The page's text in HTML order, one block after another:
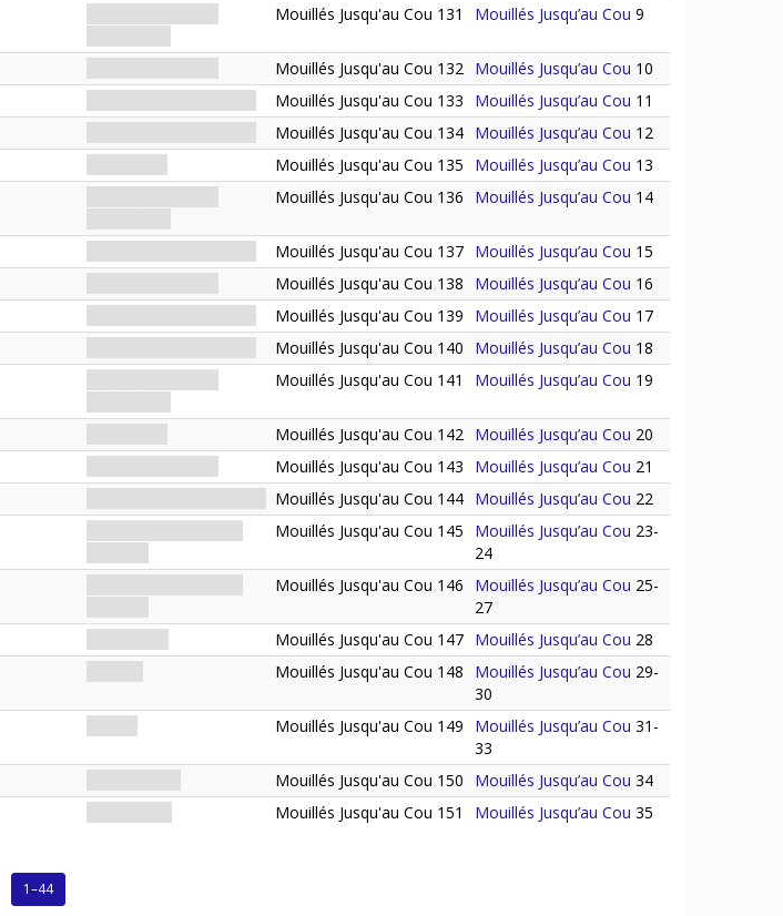
Mouillés Jusqu'au Cou 131 Mouillés Jusqu’au Cou 9
Mouillés Jusqu'au Cou 132 Mouillés Jusqu’au Cou 10
Mouillés Jusqu'au Cou 133 Mouillés Jusqu’au Cou 11
Mouillés Jusqu'au Cou 134 Mouillés Jusqu’au Cou 12
Mouillés Jusqu'au Cou 135 Mouillés Jusqu’au Cou 13
Mouillés Jusqu'au Cou 136 Mouillés Jusqu’au Cou 14
Mouillés Jusqu'au Cou 137 Mouillés Jusqu’au Cou 15
Mouillés Jusqu'au Cou 138 Mouillés Jusqu’au Cou 16
Mouillés Jusqu'au Cou 139 Mouillés Jusqu’au Cou 17
Mouillés Jusqu'au Cou 140 Mouillés Jusqu’au Cou 18
Mouillés Jusqu'au Cou 141 Mouillés Jusqu’au Cou 19
Mouillés Jusqu'au Cou 142 Mouillés Jusqu’au Cou 20
Mouillés Jusqu'au Cou 143 Mouillés Jusqu’au Cou 21
Mouillés Jusqu'au Cou 144 Mouillés Jusqu’au Cou 22
Mouillés Jusqu'au Cou 145 Mouillés Jusqu’au Cou 23-
24
Mouillés Jusqu'au Cou 146 Mouillés Jusqu’au Cou 25-
27
Mouillés Jusqu'au Cou 147 Mouillés Jusqu’au Cou 28
Mouillés Jusqu'au Cou 148 Mouillés Jusqu’au Cou 29-
30
Mouillés Jusqu'au Cou 149 Mouillés Jusqu’au Cou 31-
33
Mouillés Jusqu'au Cou 150 Mouillés Jusqu’au Cou 34
Mouillés Jusqu'au Cou 151 Mouillés Jusqu’au Cou 35
1–44